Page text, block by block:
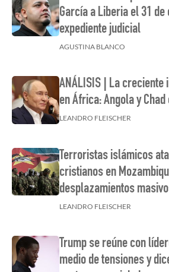
García a Liberia el 31
expediente judicial
AGUSTINA BLANCO
ANÁLISIS | La creciente
en África: Angola y
LEANDRO FLEISCHER
Terroristas islámicos
cristianos en
desplazamientos
LEANDRO FLEISCHER
Trump se reúne con
medio de tensiones y